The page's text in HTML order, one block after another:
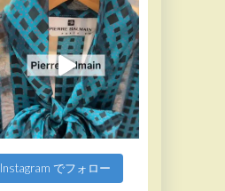
Instagram でフォロー